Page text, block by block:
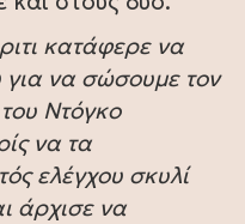
κατάφερε να
για να σώσουμε τον
Ντόγκο
να τα
ελέγχου σκυλί
άρχισε να